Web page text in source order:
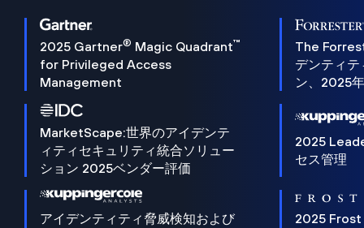
2025 Gartner® Magic Quadrant™
for Privileged Access
Management
The
デンティ
ン、2025
MarketScape:世界のアイデンテ
ィティセキュリティ統合ソリュー
ション 2025ベンダー評価
2025
セス管理
アイデンティティ脅威検知および
2025 Frost